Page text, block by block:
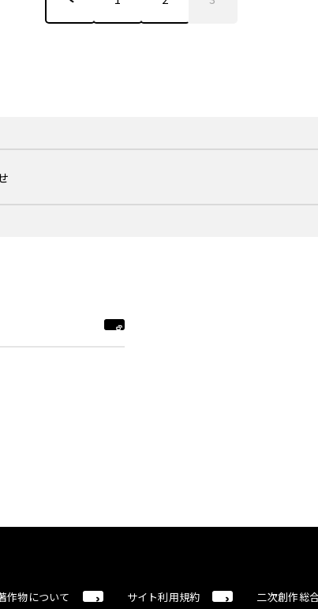
作物について サイト利用規約 二次創作総